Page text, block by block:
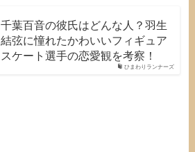
ひまわりランナーズ
千葉百音の彼氏はどんな人？羽生
結弦に憧れたかわいいフィギュア
スケート選手の恋愛観を考察！